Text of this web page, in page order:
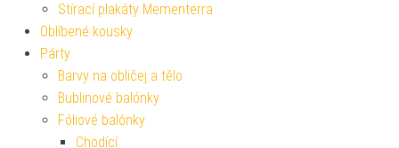
Stírací plakáty Mementerra
Oblíbené kousky
Párty
Barvy na obličej a tělo
Bublinové balónky
Fóliové balónky
Chodící